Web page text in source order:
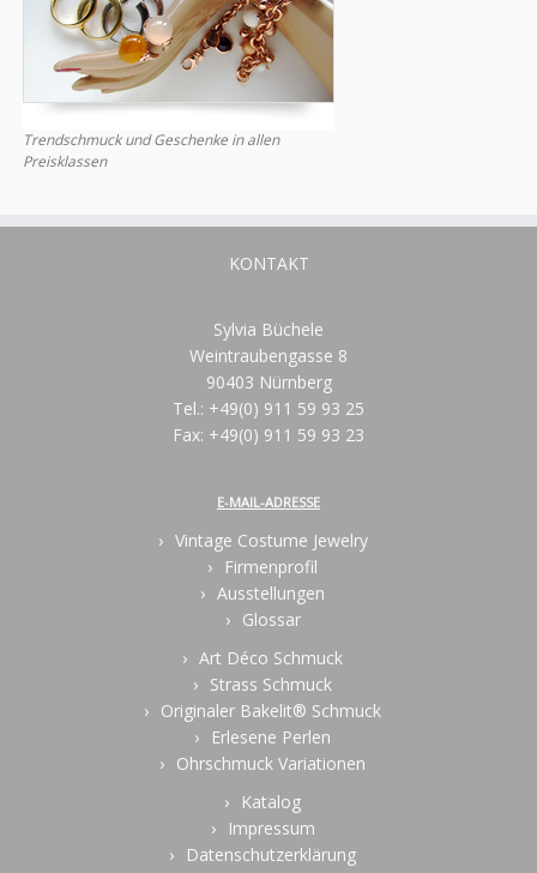
Trendschmuck und Geschenke in allen
Preisklassen
KONTAKT
Sylvia Büchele
Weintraubengasse 8
90403 Nürnberg
Tel.: +49(0) 911 59 93 25
Fax: +49(0) 911 59 93 23
E-MAIL-ADRESSE
Vintage Costume Jewelry
Firmenprofil
Ausstellungen
Glossar
Art Déco Schmuck
Strass Schmuck
Originaler Bakelit® Schmuck
Erlesene Perlen
Ohrschmuck Variationen
Katalog
Impressum
Datenschutzerklärung